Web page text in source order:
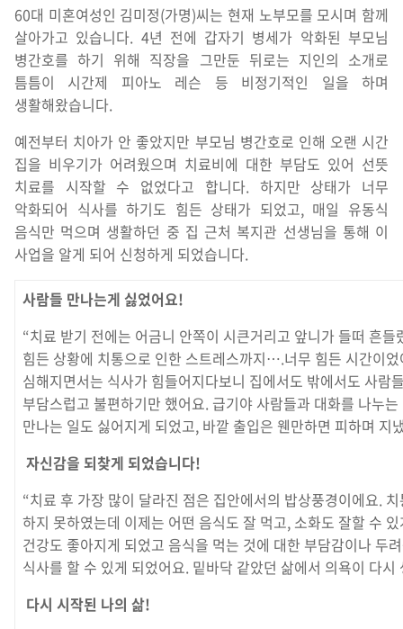
60대 미혼여성인 김미정(가명)씨는 현재 노부모를 모시며 함께
살아가고 있습니다. 4년 전에 갑자기 병세가 악화된 부모님
병간호를 하기 위해 직장을 그만둔 뒤로는 지인의 소개로
틈틈이 시간제 피아노 레슨 등 비정기적인 일을 하며
생활해왔습니다.
예전부터 치아가 안 좋았지만 부모님 병간호로 인해 오랜 시간
집을 비우기가 어려웠으며 치료비에 대한 부담도 있어 선뜻
치료를 시작할 수 없었다고 합니다. 하지만 상태가 너무
악화되어 식사를 하기도 힘든 상태가 되었고, 매일 유동식
음식만 먹으며 생활하던 중 집 근처 복지관 선생님을 통해 이
사업을 알게 되어 신청하게 되었습니다.
사람들 만나는게 싫었어요!
“치료 받기 전에는 어금니 안쪽이 시큰거리고 앞니가 들떠 흔
힘든 상황에 치통으로 인한 스트레스까지….너무 힘든 시간이
심해지면서는 식사가 힘들어지다보니 집에서도 밖에서도 사람
부담스럽고 불편하기만 했어요. 급기야 사람들과 대화를 나누
만나는 일도 싫어지게 되었고, 바깥 출입은 웬만하면 피하며 지
자신감을 되찾게 되었습니다!
“치료 후 가장 많이 달라진 점은 집안에서의 밥상풍경이에요.
하지 못하였는데 이제는 어떤 음식도 잘 먹고, 소화도 잘할 수
건강도 좋아지게 되었고 음식을 먹는 것에 대한 부담감이나 두
식사를 할 수 있게 되었어요. 밑바닥 같았던 삶에서 의욕이 다시
다시 시작된 나의 삶!